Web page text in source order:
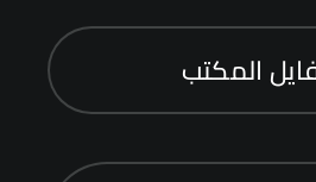
المكتب